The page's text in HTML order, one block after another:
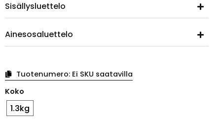
Sisällysluettelo
Ainesosaluettelo
Tuotenumero: Ei SKU saatavilla
Koko
1.3kg
keksi
suklaa
määrä